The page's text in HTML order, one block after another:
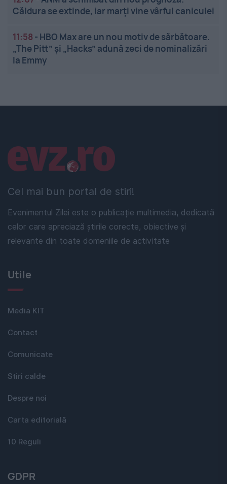
Căldura se extinde, iar marți vine vârful caniculei
11:58 - HBO Max are un nou motiv de sărbătoare.
„The Pitt” și „Hacks” adună zeci de nominalizări
la Emmy
Cel mai bun portal de stiri!
Evenimentul Zilei este o publicație multimedia, dedicată
celor care apreciază știrile corecte, obiective și
relevante din toate domeniile de activitate
Linkuri utile
Utile
Media KIT
Contact
Comunicate
Stiri calde
Despre noi
Carta editorială
10 Reguli
GDPR